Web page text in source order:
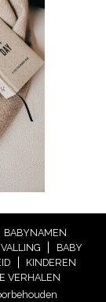
BABYNAMEN
BABY
KINDEREN
VERHALEN